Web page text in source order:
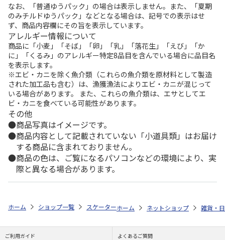
なお、「普通ゆうパック」の場合は表示しません。また、「夏期
のみチルドゆうパック」などとなる場合は、記号での表示はせ
ず、商品内容欄にその旨を表示しています。
アレルギー情報について
商品に「小麦」「そば」「卵」「乳」「落花生」「えび」「か
に」「くるみ」のアレルギー特定8品目を含んでいる場合に品目名
を表示します。
※エビ・カニを除く魚介類（これらの魚介類を原材料として製造
された加工品も含む）は、漁獲漁法によりエビ・カニが混じって
いる場合があります。 また、これらの魚介類は、エサとしてエ
ビ・カニを食べている可能性があります。
その他
商品写真はイメージです。
商品内容として記載されていない「小道具類」はお届け
する商品に含まれておりません。
商品の色は、ご覧になるパソコンなどの環境により、実
際と異なる場合があります。
ホーム ショップ一覧 スケーター スクリューハンドル付マグボトル
ホーム ネットショップ 雑貨・
ご利用ガイド よくあるご質問